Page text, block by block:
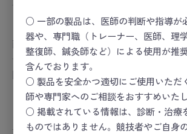
○ 一部の製品は、医師の判断や指導が
器や、専門職（トレーナー、医師、理
整復師、鍼灸師など）による使用が推
含んでおります。
○ 製品を安全かつ適切にご使用いただ
師や専門家へのご相談をおすすめいたし
○ 掲載されている情報は、診断・治療
ものではありません。競技者やご自身
ー 価格は会員のみ閲覧いただけます ー
商品コード：24-3812-00
関連カテゴリ
スポーツセーフティー
スポーツセーフティー＞HEART
スポーツセーフティー＞HEART ＞心